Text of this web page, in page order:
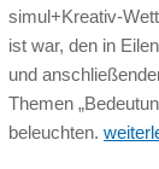
simul+Kreativ-
ist war, den in
und
Themen
beleuchten.